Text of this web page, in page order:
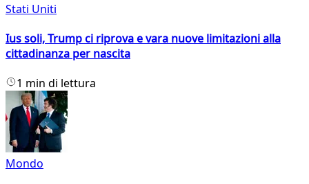
Stati Uniti
Ius soli, Trump ci riprova e vara nuove limitazioni alla
cittadinanza per nascita
1 min di lettura
Mondo